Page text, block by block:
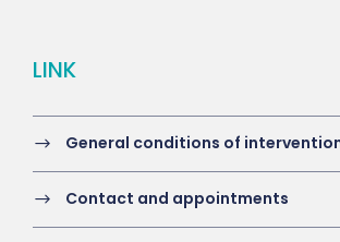
LINK
General conditions of
Contact and appointments